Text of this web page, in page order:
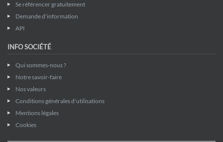
Se référencer gratuitement
Demande d'information
API
INFO SOCIÉTÉ
Qui sommes-nous ?
Notre savoir-faire
Nos valeurs
Conditions générales d'utilisations
Mentions légales
Cookies